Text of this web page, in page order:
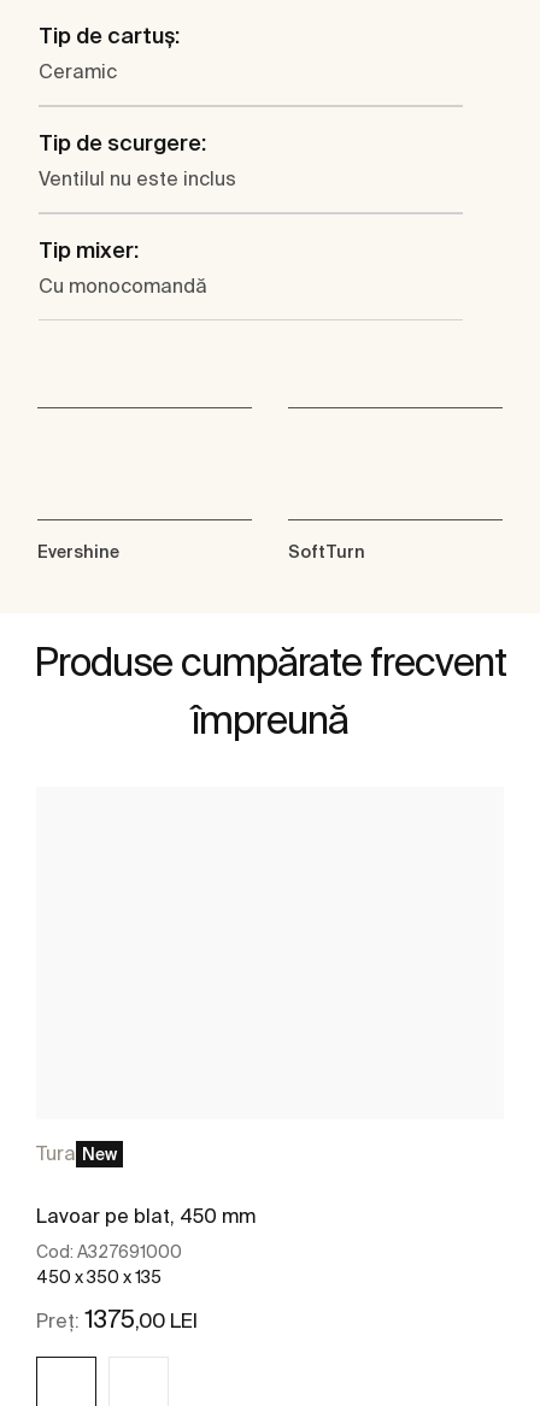
Tip de cartuş:
Ceramic
Tip de scurgere:
Ventilul nu este inclus
Tip mixer:
Cu monocomandă
Evershine SoftTurn
Produse cumpărate frecvent
împreună
Tura New
Lavoar pe blat, 450 mm
Cod: A327691000
450 x 350 x 135
Preț: 1375,00 LEI